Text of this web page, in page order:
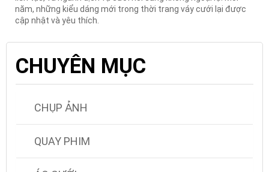
năm, những kiểu dáng mới trong thời trang váy cưới lại được
cập nhật và yêu thích.
CHUYÊN MỤC
CHỤP ẢNH
QUAY PHIM